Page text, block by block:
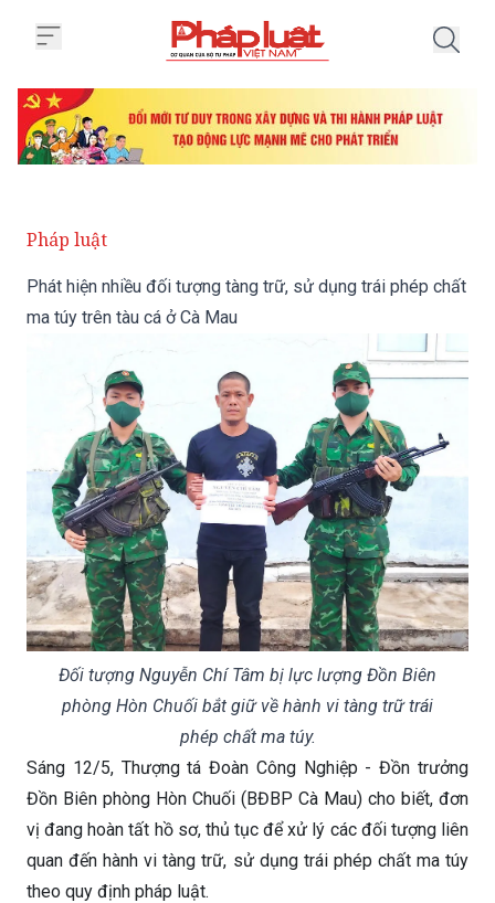
Pháp luật
Phát hiện nhiều đối tượng tàng trữ, sử dụng trái phép chất
ma túy trên tàu cá ở Cà Mau
Đối tượng Nguyễn Chí Tâm bị lực lượng Đồn Biên
phòng Hòn Chuối bắt giữ về hành vi tàng trữ trái
phép chất ma túy.
Sáng 12/5, Thượng tá Đoàn Công Nghiệp - Đồn trưởng
Đồn Biên phòng Hòn Chuối (BĐBP Cà Mau) cho biết, đơn
vị đang hoàn tất hồ sơ, thủ tục để xử lý các đối tượng liên
quan đến hành vi tàng trữ, sử dụng trái phép chất ma túy
theo quy định pháp luật.